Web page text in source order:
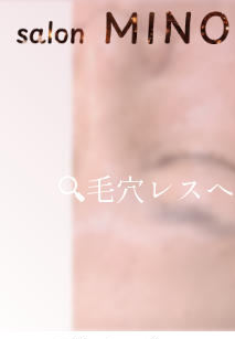
🔍毛穴レス